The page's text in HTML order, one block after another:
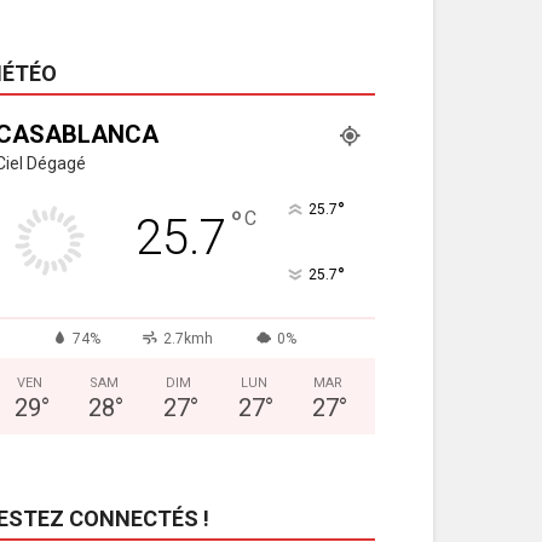
Dégagé
25.7 °C 25.7°
25.7°
74% 2.7kmh 0%
VEN
29°
SAM
28°
DIM
27°
LUN
27°
MAR
27°
CONNECTÉS !